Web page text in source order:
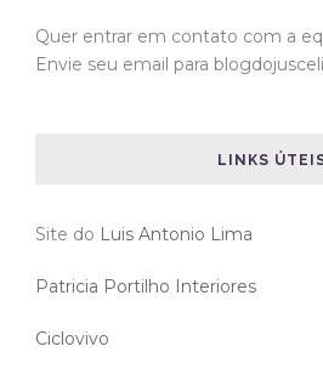
Quer entrar em contato com a
Envie seu email para
LINKS
Site do Luis Antonio Lima
Patricia Portilho Interiores
Ciclovivo